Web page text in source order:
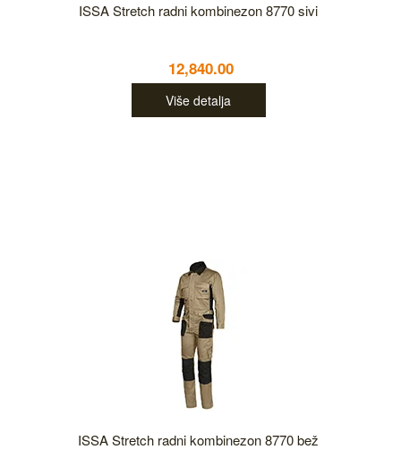
ISSA Stretch radni kombinezon 8770 sivi
12,840.00
Više detalja
ISSA Stretch radni kombinezon 8770 bež